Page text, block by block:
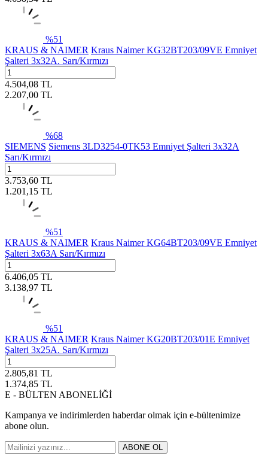
%51
KRAUS & NAIMER Kraus Naimer KG32BT203/09VE Emniyet
Şalteri 3x32A. Sarı/Kırmızı
4.504,08 TL
2.207,00 TL
%68
SIEMENS Siemens 3LD3254-0TK53 Emniyet Şalteri 3x32A
Sarı/Kırmızı
3.753,60 TL
1.201,15 TL
%51
KRAUS & NAIMER Kraus Naimer KG64BT203/09VE Emniyet
Şalteri 3x63A Sarı/Kırmızı
6.406,05 TL
3.138,97 TL
%51
KRAUS & NAIMER Kraus Naimer KG20BT203/01E Emniyet
Şalteri 3x25A. Sarı/Kırmızı
2.805,81 TL
1.374,85 TL
E - BÜLTEN ABONELİĞİ
Kampanya ve indirimlerden haberdar olmak için e-bültenimize
abone olun.
ABONE OL